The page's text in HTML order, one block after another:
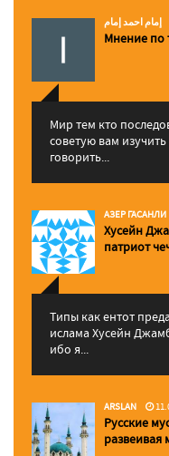
إمام احمد إمام
Мнение по
Мир тем кто
советую вам
говорить...
АЗЕР ГАСАНЛИ
Хусейн
патриот
Типы как ентот
ислама Хусейн
ибо я...
ARSLAN
Русские